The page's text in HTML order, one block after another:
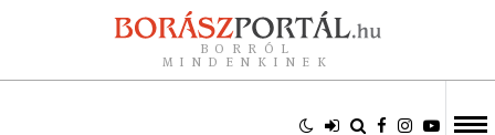
BORRÓL
MINDENKINEK